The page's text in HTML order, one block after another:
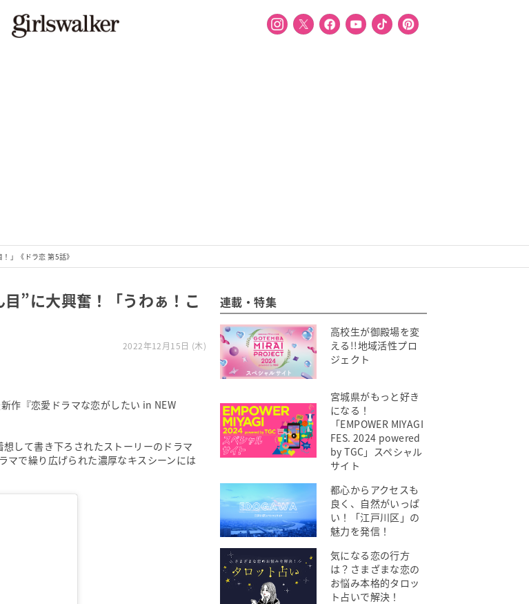
」《ドラ恋 第5話》
”に大興奮！「うわぁ！こ
2022年12月15日 (木)
作『恋愛ドラマな恋がしたい in NEW
して書き下ろされたストーリーのドラマ
マで繰り広げられた濃厚なキスシーンには
連載・特集
高校生が御殿場を変
える!!地域活性プロ
ジェクト
宮城県がもっと好き
になる！
「EMPOWER MIYAGI
FES. 2024 powered
by TGC」スペシャル
サイト
都心からアクセスも
良く、自然がいっぱ
い！「江戸川区」の
魅力を発信！
気になる恋の行方
は？さまざまな恋の
お悩み本格的タロッ
ト占いで解決！